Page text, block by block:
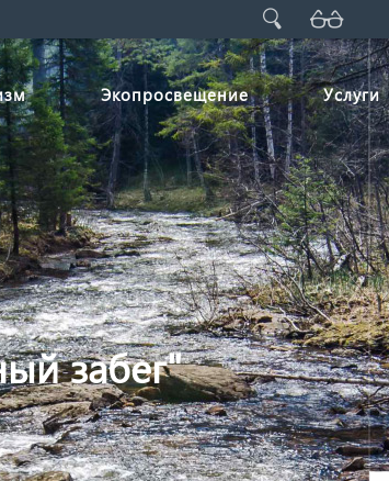
Экопросвещение Услуги
забег"